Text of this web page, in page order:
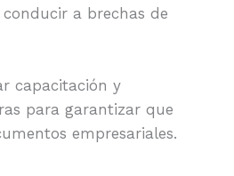
a brechas de
capacitación y
para garantizar que
empresariales.